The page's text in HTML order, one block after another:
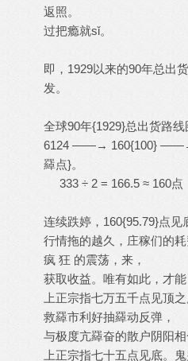
返照。
过把瘾就sǐ。
即，1929以来的90年总出
发。
全球90年{1929}总出货路线
6124 ——→ 160{100}
羄点}。
333 ÷ 2 = 166.5 ≈ 160
连续跌婷，160{95.79}点见
行情拖的越久，庄稼们的
疯 狂 的震荡，来，
获取收益。唯有如此，才能
上正宗指七万五千点见顶
救羄市利好抽羄动反弹，
与极度亢羄奋的散户阴阳相
上正宗指七十五点见底。